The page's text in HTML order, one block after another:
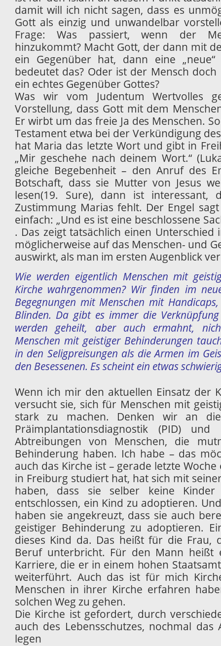
damit will ich nicht sagen, dass es
Gott als einzig und unwandelbar
Frage: Was passiert, wenn der
hinzukommt? Macht Gott, der dann mit
ein Gegenüber hat, dann eine
bedeutet das? Oder ist der Mensch
ein echtes Gegenüber Gottes?
Was wir vom Judentum Wertvolles
Vorstellung, dass Gott mit dem
Er wirbt um das freie Ja des Menschen.
Testament etwa bei der Verkündigung
hat Maria das letzte Wort und gibt in
„Mir geschehe nach deinem Wort.“
gleiche Begebenheit – den Anruf des
Botschaft, dass sie Mutter von Jesus
lesen(19. Sure), dann ist interessant,
Zustimmung Marias fehlt. Der Engel
einfach: „Und es ist eine beschlossene
. Das zeigt tatsächlich einen Unterschied
möglicherweise auf das Menschen- und
auswirkt, als man im ersten Augenblick
Wie werden eigentlich Menschen mit
Kirche wahrgenommen? Wir finden im
Begegnungen mit Menschen mit
Blinden. Da gibt es immer die
werden geheilt, aber auch ermahnt,
Menschen mit geistiger Behinderungen
in den Seligpreisungen als die Armen im
den Besessenen. Es scheint ein etwas
Wenn ich mir den aktuellen Einsatz der
versucht sie, sich für Menschen mit
stark zu machen. Denken wir an
Präimplantationsdiagnostik (PID)
Abtreibungen von Menschen, die
Behinderung haben. Ich habe – das
auch das Kirche ist – gerade letzte
in Freiburg studiert hat, hat sich mit
haben, dass sie selber keine Kinder
entschlossen, ein Kind zu adoptieren.
haben sie angekreuzt, dass sie auch
geistiger Behinderung zu adoptieren.
dieses Kind da. Das heißt für die Frau,
Beruf unterbricht. Für den Mann heißt
Karriere, die er in einem hohen
weiterführt. Auch das ist für mich
Menschen in ihrer Kirche erfahren
solchen Weg zu gehen.
Die Kirche ist gefordert, durch
auch des Lebensschutzes, nochmal
legen